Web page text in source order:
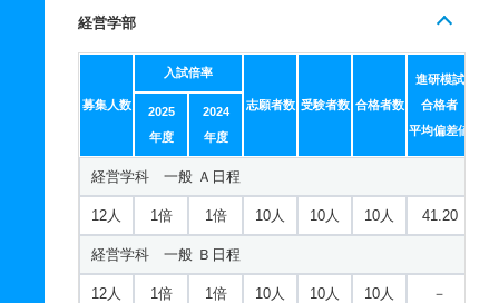
経営学部
募集人数
入試倍率
志願者数 受験者数 合格者数
進研模試
合格者
平均偏差値
2025
年度
2024
年度
経営学科 一般 Ａ日程
12人 1倍 1倍 10人 10人 10人 41.20
経営学科 一般 Ｂ日程
12人 1倍 1倍 10人 10人 10人 －